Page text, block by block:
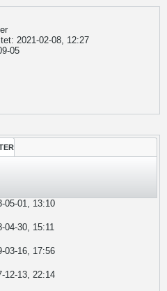
2021-02-08, 12:27
05
05-01, 13:10
04-30, 15:11
03-16, 17:56
12-13, 22:14